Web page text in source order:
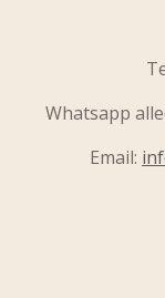
Whatsapp
Email: